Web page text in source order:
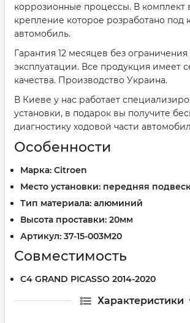
коррозионные процессы. В комплект
крепление которое розработано под
автомобиль.
Гарантия 12 месяцев без
эксплуатации. Все продукция имеет
качества. Производство Украина.
В Киеве у нас работает
установки, в подарок вы получите
диагностику ходовой части
Особенности
Марка: Citroen
Место установки: передняя
Тип материала: алюминий
Высота проставки: 20мм
Артикул: 37-15-003M20
Совместимость
C4 GRAND PICASSO 2014-2020
Характеристики